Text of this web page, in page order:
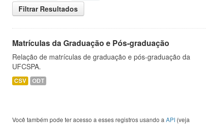
Filtrar Resultados
Matrículas da Graduação e Pós-graduação
Relação de matrículas de graduação e pós-graduação da
UFCSPA.
CSV ODT
Você também pode ter acesso a esses registros usando a API (veja